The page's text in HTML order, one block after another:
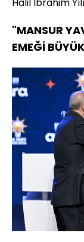
Halil İbrahim
"MANSUR
EMEĞİ